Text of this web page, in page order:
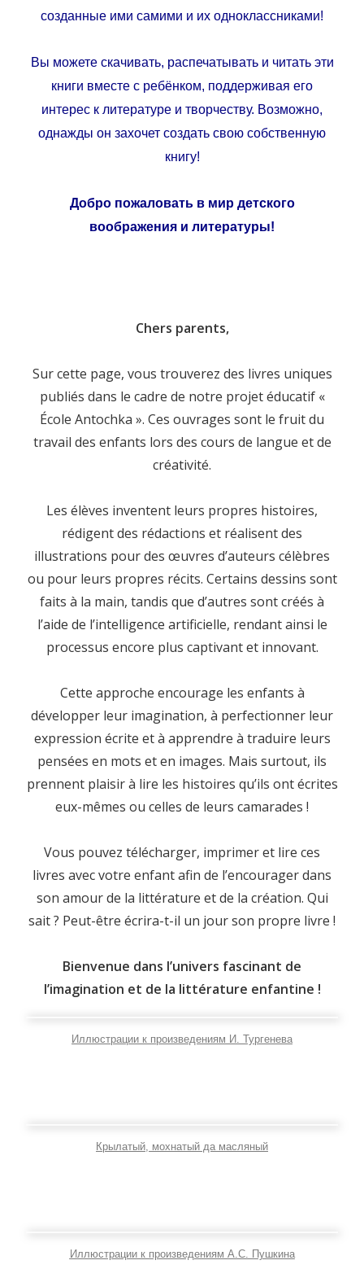
созданные ими самими и их одноклассниками!
Вы можете скачивать, распечатывать и читать эти
книги вместе с ребёнком, поддерживая его
интерес к литературе и творчеству. Возможно,
однажды он захочет создать свою собственную
книгу!
Добро пожаловать в мир детского
воображения и литературы!
Chers parents,
Sur cette page, vous trouverez des livres uniques
publiés dans le cadre de notre projet éducatif «
École Antochka ». Ces ouvrages sont le fruit du
travail des enfants lors des cours de langue et de
créativité.
Les élèves inventent leurs propres histoires,
rédigent des rédactions et réalisent des
illustrations pour des œuvres d’auteurs célèbres
ou pour leurs propres récits. Certains dessins sont
faits à la main, tandis que d’autres sont créés à
l’aide de l’intelligence artificielle, rendant ainsi le
processus encore plus captivant et innovant.
Cette approche encourage les enfants à
développer leur imagination, à perfectionner leur
expression écrite et à apprendre à traduire leurs
pensées en mots et en images. Mais surtout, ils
prennent plaisir à lire les histoires qu’ils ont écrites
eux-mêmes ou celles de leurs camarades !
Vous pouvez télécharger, imprimer et lire ces
livres avec votre enfant afin de l’encourager dans
son amour de la littérature et de la création. Qui
sait ? Peut-être écrira-t-il un jour son propre livre !
Bienvenue dans l’univers fascinant de
l’imagination et de la littérature enfantine !
Иллюстрации к произведениям И. Тургенева
Крылатый, мохнатый да масляный
Иллюстрации к произведениям А.С. Пушкина